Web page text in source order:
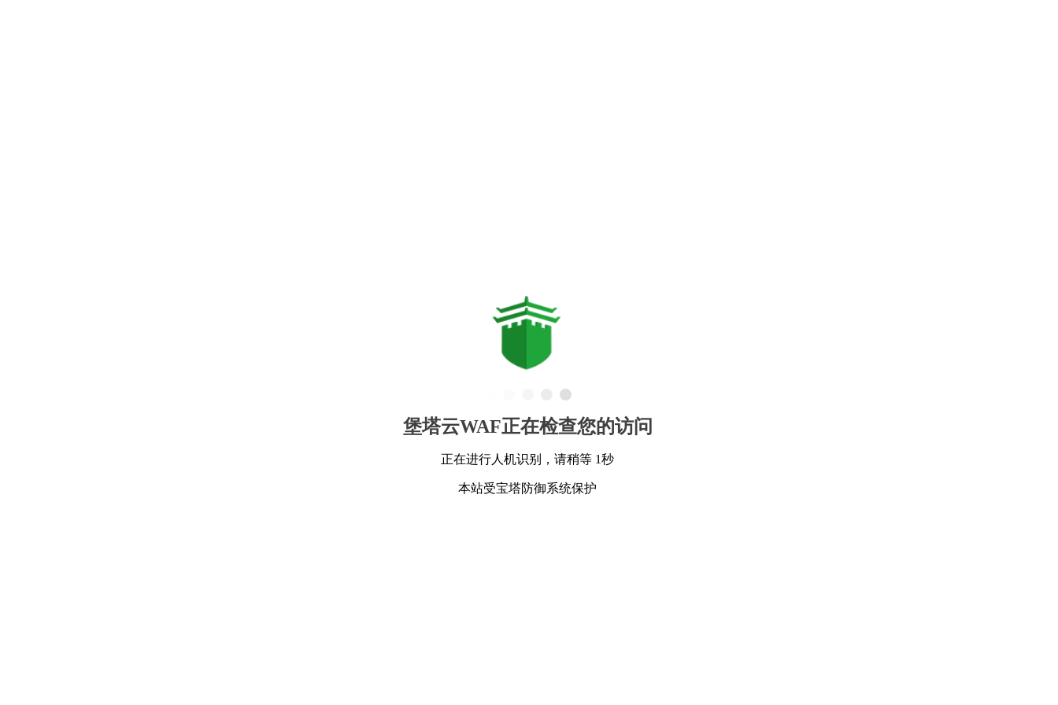
堡塔云WAF正在检查您的访问
正在进行人机识别，请稍等 1秒
本站受宝塔防御系统保护